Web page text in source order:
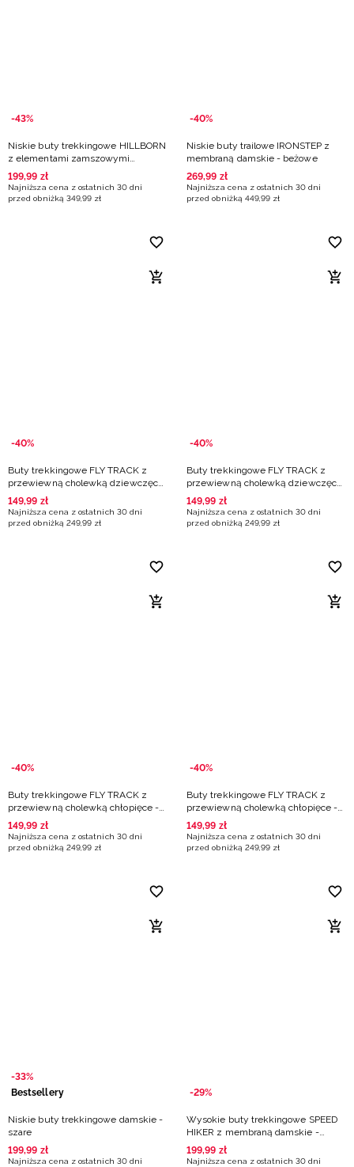
-43%
Niskie buty trekkingowe HILLBORN
z elementami zamszowymi
damskie - turkusowe
199,99 zł
Najniższa cena z ostatnich 30 dni
przed obniżką 349,99 zł
-40%
Niskie buty trailowe IRONSTEP z
membraną damskie - beżowe
269,99 zł
Najniższa cena z ostatnich 30 dni
przed obniżką 449,99 zł
-40%
Buty trekkingowe FLY TRACK z
przewiewną cholewką dziewczęce
- beżowe
149,99 zł
Najniższa cena z ostatnich 30 dni
przed obniżką 249,99 zł
-40%
Buty trekkingowe FLY TRACK z
przewiewną cholewką dziewczęce
- różowe
149,99 zł
Najniższa cena z ostatnich 30 dni
przed obniżką 249,99 zł
-40%
Buty trekkingowe FLY TRACK z
przewiewną cholewką chłopięce -
granatowe
149,99 zł
Najniższa cena z ostatnich 30 dni
przed obniżką 249,99 zł
-40%
Buty trekkingowe FLY TRACK z
przewiewną cholewką chłopięce -
białe
149,99 zł
Najniższa cena z ostatnich 30 dni
przed obniżką 249,99 zł
-33%
Bestsellery
Niskie buty trekkingowe damskie -
szare
199,99 zł
Najniższa cena z ostatnich 30 dni
-29%
Wysokie buty trekkingowe SPEED
HIKER z membraną damskie -
fioletowe
199,99 zł
Najniższa cena z ostatnich 30 dni